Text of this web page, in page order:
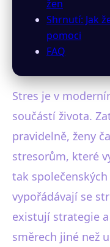
žen
Shrnutí: Jak
pomoci
FAQ
Stres je v
součástí života.
pravidelně, ženy
stresorům, které
tak
vypořádávají se
existují strategie
směrech jiné než